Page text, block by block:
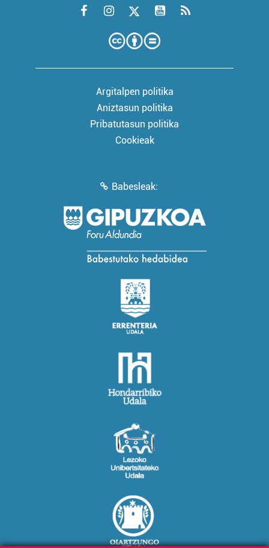
Argitalpen politika
Aniztasun politika
Pribatutasun politika
Cookieak
Babesleak: